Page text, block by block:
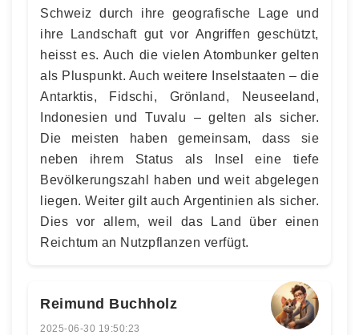
Schweiz durch ihre geografische Lage und
ihre Landschaft gut vor Angriffen geschützt,
heisst es. Auch die vielen Atombunker gelten
als Pluspunkt. Auch weitere Inselstaaten – die
Antarktis, Fidschi, Grönland, Neuseeland,
Indonesien und Tuvalu – gelten als sicher.
Die meisten haben gemeinsam, dass sie
neben ihrem Status als Insel eine tiefe
Bevölkerungszahl haben und weit abgelegen
liegen. Weiter gilt auch Argentinien als sicher.
Dies vor allem, weil das Land über einen
Reichtum an Nutzpflanzen verfügt.
Reimund Buchholz
2025-06-30 19:50:23